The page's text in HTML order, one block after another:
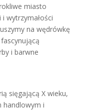
miasto
wytrzymałości
na wędrówkę
i barwne
sięgającą X wieku,
handlowym i